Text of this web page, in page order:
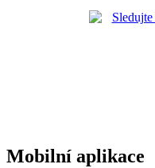
Mobilní aplikace